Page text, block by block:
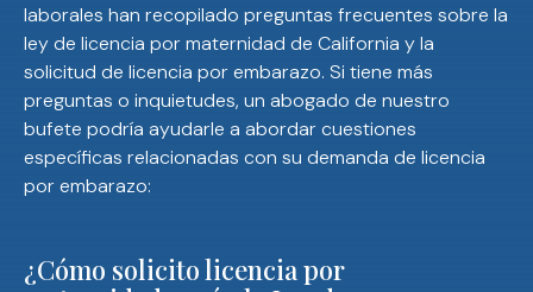
laborales han recopilado preguntas frecuentes sobre la
ley de licencia por maternidad de California y la
solicitud de licencia por embarazo. Si tiene más
preguntas o inquietudes, un abogado de nuestro
bufete podría ayudarle a abordar cuestiones
específicas relacionadas con su demanda de licencia
por embarazo:
¿Cómo solicito licencia por